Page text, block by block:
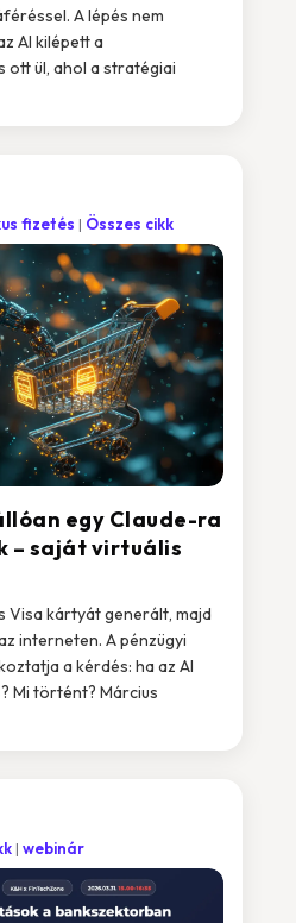
A lépés nem
AI kilépett a
ott ül, ahol a stratégiai
egy Claude-ra
– saját virtuális
fizetés Összes cikk
Visa kártyát generált, majd
interneten. A pénzügyi
a kérdés: ha az AI
Mi történt? Március
webinár